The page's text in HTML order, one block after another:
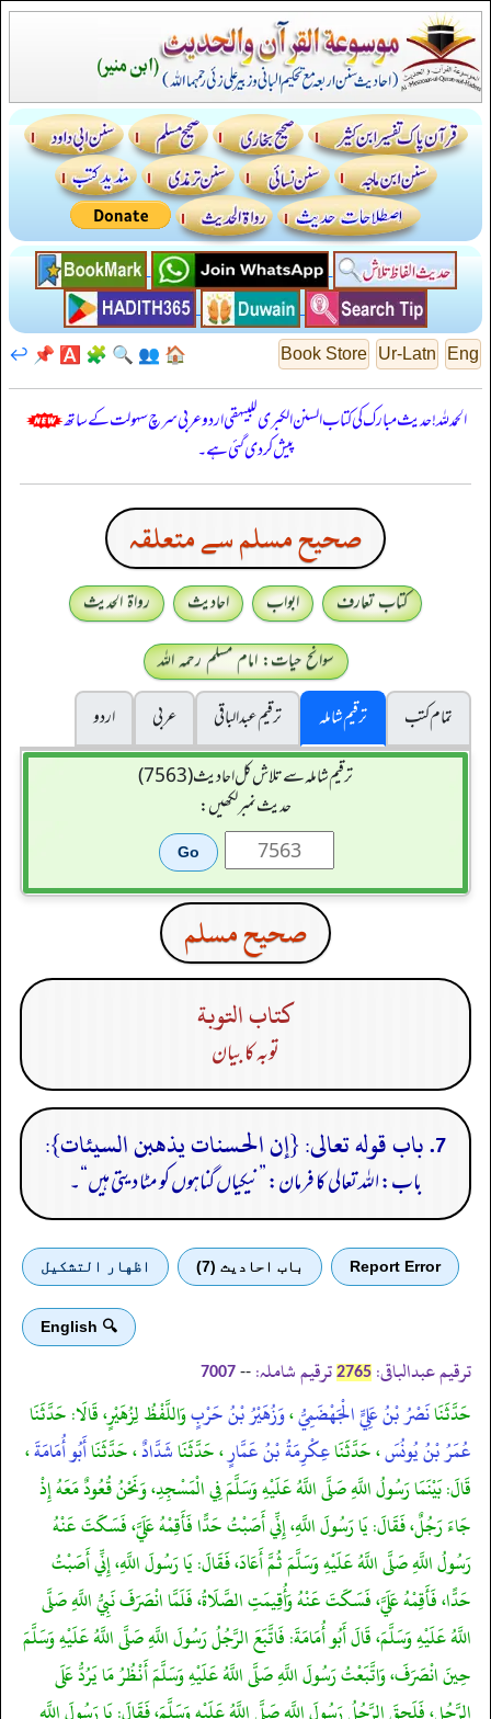
Eng
Ur-Latn
Book Store
🏠
👥
🔍
🧩
🅰️
📌
↩️
الحمدللہ! حدیث مبارک کی کتاب السنن الكبرى للبيهقي اردو عربی سرچ سہولت کے ساتھ
پیش کر دی گئی ہے۔
صحيح مسلم سے متعلقہ
کتاب تعارف ابواب احادیث
رواۃ الحدیث
سوانح حیات: امام مسلم رحمہ اللہ
تمام کتب
ترقیم شاملہ ترقيم عبدالباقی عربی
اردو
ترقیم شاملہ سے تلاش کل احادیث (7563)
حدیث نمبر لکھیں:
صحيح مسلم
كتاب التوبة
توبہ کا بیان
7. باب قوله تعالى: {إن الحسنات يذهبن السيئات}:
باب: اللہ تعالی کا فرمان: ”نیکیاں گناہوں کو مٹا دیتی ہیں“۔
Report Error باب احادیث (7) اظهار التشكيل
🔍 English
ترقیم عبدالباقی: 2765 ترقیم شاملہ: --
7007
حَدَّثَنَانَصْرُ بْنُ عَلِيٍّ الْجَهْضَمِيُّ،وَزُهَيْرُ بْنُ حَرْبٍوَاللَّفْظُ لِزُهَيْرٍ، قَالَا: حَدَّثَنَا
عُمَرُ بْنُ يُونُسَ، حَدَّثَنَاعِكْرِمَةُ بْنُ عَمَّارٍ، حَدَّثَنَاشَدَّادٌ، حَدَّثَنَاأَبُو أُمَامَةَ،
قَالَ: بَيْنَمَا رَسُولُ اللَّهِ صَلَّى اللَّهُ عَلَيْهِ وَسَلَّمَ فِي الْمَسْجِدِ، وَنَحْنُ قُعُودٌ مَعَهُ إِذْ
جَاءَ رَجُلٌ، فَقَالَ: يَا رَسُولَ اللَّهِ، إِنِّي أَصَبْتُ حَدًّا فَأَقِمْهُ عَلَيَّ، فَسَكَتَ عَنْهُ
رَسُولُ اللَّهِ صَلَّى اللَّهُ عَلَيْهِ وَسَلَّمَ ثُمَّ أَعَادَ، فَقَالَ: يَا رَسُولَ اللَّهِ، إِنِّي أَصَبْتُ
حَدًّا، فَأَقِمْهُ عَلَيَّ، فَسَكَتَ عَنْهُ وَأُقِيمَتِ الصَّلَاةُ، فَلَمَّا انْصَرَفَ نَبِيُّ اللَّهِ صَلَّى
اللَّهُ عَلَيْهِ وَسَلَّمَ، قَالَ أَبُو أُمَامَةَ: فَاتَّبَعَ الرَّجُلُ رَسُولَ اللَّهِ صَلَّى اللَّهُ عَلَيْهِ وَسَلَّمَ
حِينَ انْصَرَفَ، وَاتَّبَعْتُ رَسُولَ اللَّهِ صَلَّى اللَّهُ عَلَيْهِ وَسَلَّمَ أَنْظُرُ مَا يَرُدُّ عَلَى